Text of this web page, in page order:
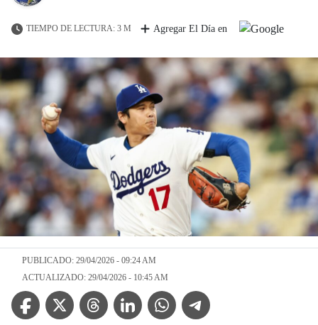
TIEMPO DE LECTURA: 3 M Agregar El Día en
PUBLICADO: 29/04/2026 - 09:24 AM
ACTUALIZADO: 29/04/2026 - 10:45 AM
Facebook IconTwitter IconThreads IconLinkedin IconWhatsApp IconTelegram Icon